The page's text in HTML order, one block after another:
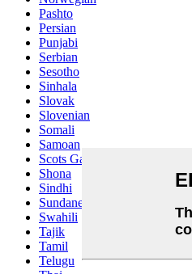
Pashto
Persian
Punjabi
Serbian
Sesotho
Sinhala
Slovak
Slovenian
Somali
Samoan
Scots Gaelic
Shona
Sindhi
Sundanese
Swahili
Tajik
Tamil
Telugu